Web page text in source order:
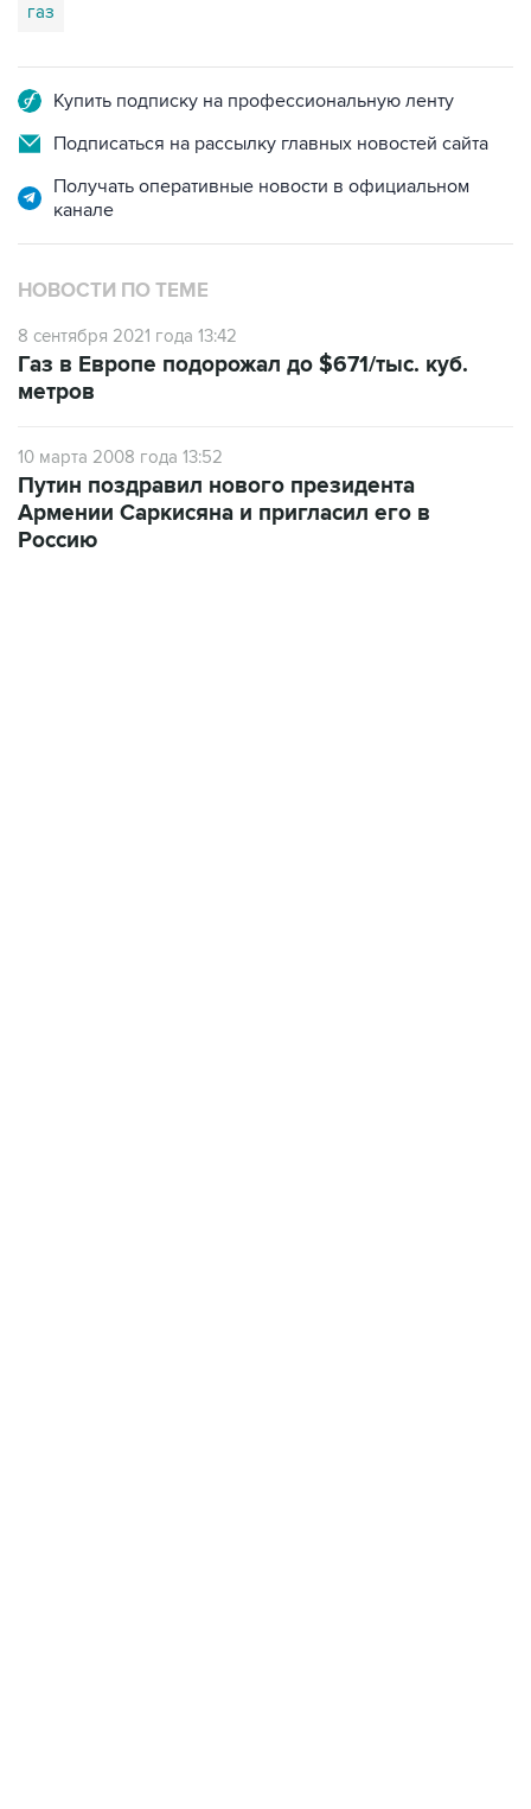
газ
Купить подписку на профессиональную ленту
Подписаться на рассылку главных новостей сайта
Получать оперативные новости в официальном
канале
НОВОСТИ ПО ТЕМЕ
8 сентября 2021 года 13:42
Газ в Европе подорожал до $671/тыс. куб.
метров
10 марта 2008 года 13:52
Путин поздравил нового президента
Армении Саркисяна и пригласил его в
Россию